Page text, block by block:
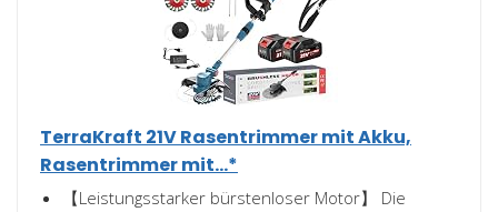
TerraKraft 21V Rasentrimmer mit Akku,
Rasentrimmer mit...*
【Leistungsstarker bürstenloser Motor】 Die